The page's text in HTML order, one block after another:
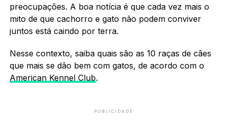
preocupações. A boa notícia é que cada vez mais o
mito de que cachorro e gato não podem conviver
juntos está caindo por terra.
Nesse contexto, saiba quais são as 10 raças de cães
que mais se dão bem com gatos, de acordo com o
American Kennel Club.
PUBLICIDADE